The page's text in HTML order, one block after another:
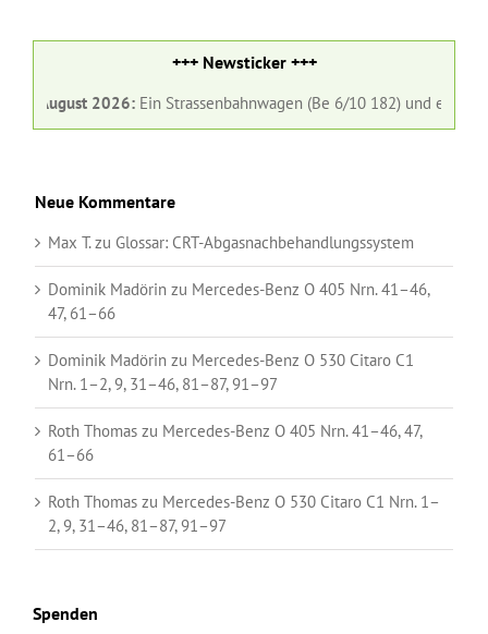
+++ Newsticker +++
August 2026:Ein Strassenbahnwagen (Be 6/10 182) und ein
Neue Kommentare
Max T.zu Glossar: CRT-Abgasnachbehandlungssystem
Dominik Madörin zu Mercedes-Benz O 405 Nrn. 41–46,
47, 61–66
Dominik Madörin zu Mercedes-Benz O 530 Citaro C1
Nrn. 1–2, 9, 31–46, 81–87, 91–97
Roth Thomas zu Mercedes-Benz O 405 Nrn. 41–46, 47,
61–66
Roth Thomas zu Mercedes-Benz O 530 Citaro C1 Nrn. 1–
2, 9, 31–46, 81–87, 91–97
Spenden